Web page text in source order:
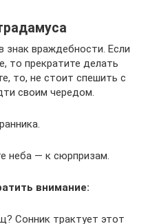
знак враждебности. Если
то прекратите делать
то, не стоит спешить с
своим чередом.
неба — к сюрпризам.
внимание:
Сонник трактует этот